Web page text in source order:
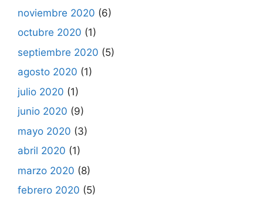
noviembre 2020 (6)
octubre 2020 (1)
septiembre 2020 (5)
agosto 2020 (1)
julio 2020 (1)
junio 2020 (9)
mayo 2020 (3)
abril 2020 (1)
marzo 2020 (8)
febrero 2020 (5)